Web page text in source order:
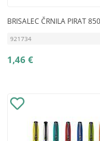
BRISALEC ČRNILA PIRAT
921734
1,46 €